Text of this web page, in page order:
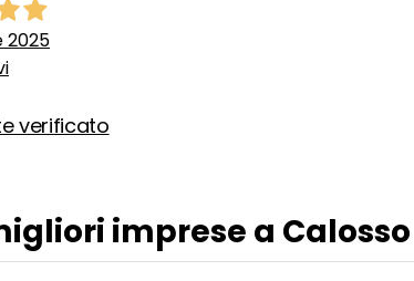
2025
verificato
imprese a Calosso